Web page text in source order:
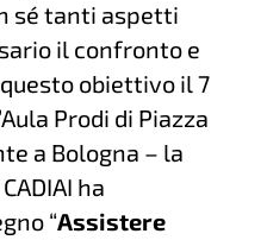
sé tanti aspetti
il confronto e
obiettivo il 7
Prodi di Piazza
a Bologna – la
ha
“Assistere